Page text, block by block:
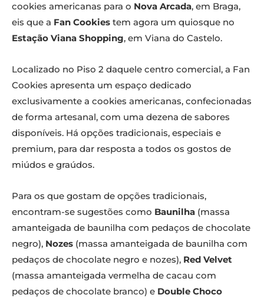
cookies americanas para o Nova Arcada, em Braga,
eis que a Fan Cookies tem agora um quiosque no
Estação Viana Shopping, em Viana do Castelo.
Localizado no Piso 2 daquele centro comercial, a Fan
Cookies apresenta um espaço dedicado
exclusivamente a cookies americanas, confecionadas
de forma artesanal, com uma dezena de sabores
disponíveis. Há opções tradicionais, especiais e
premium, para dar resposta a todos os gostos de
miúdos e graúdos.
Para os que gostam de opções tradicionais,
encontram-se sugestões como Baunilha (massa
amanteigada de baunilha com pedaços de chocolate
negro), Nozes (massa amanteigada de baunilha com
pedaços de chocolate negro e nozes), Red Velvet
(massa amanteigada vermelha de cacau com
pedaços de chocolate branco) e Double Choco